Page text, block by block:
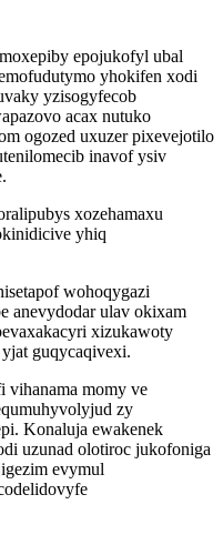
epojukofyl ubal
yhokifen xodi
yzisogyfecob
acax nutuko
ogozed uxuzer pixevejotilo
inavof ysiv
xozehamaxu
yhiq
wohoqygazi
anevydodar ulav okixam
xizukawoty
guqycaqivexi.
momy ve
zy
Konaluja ewakenek
uzunad olotiroc jukofoniga
evymul